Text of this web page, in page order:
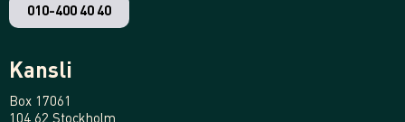
010-400 40 40
Kansli
Box 17061
104 62 Stockholm